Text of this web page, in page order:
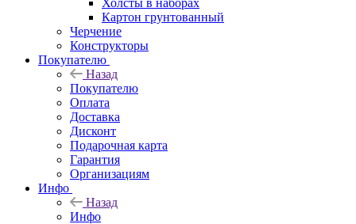
Холсты в наборах
Картон грунтованный
Черчение
Конструкторы
Покупателю
Назад
Покупателю
Оплата
Доставка
Дисконт
Подарочная карта
Гарантия
Организациям
Инфо
Назад
Инфо